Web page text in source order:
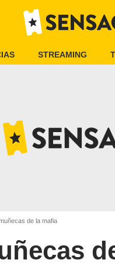
STREAMING
de la mafia